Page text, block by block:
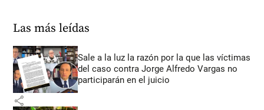
Las más leídas
Sale a la luz la razón por la que las víctimas
del caso contra Jorge Alfredo Vargas no
participarán en el juicio
share